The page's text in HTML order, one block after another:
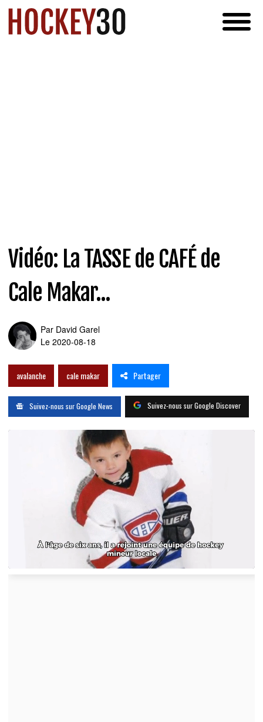
Vidéo: La TASSE de CAFÉ de
Cale Makar...
Par David Garel
Le 2020-08-18
avalanche cale makar Partager
Suivez-nous sur Google News Suivez-nous sur Google Discover